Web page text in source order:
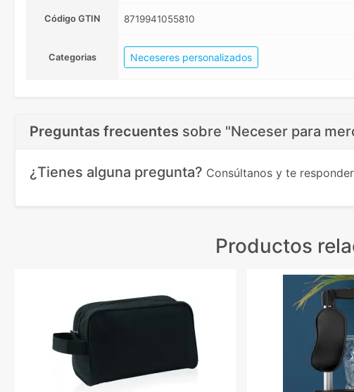
Código GTIN 8719941055810
Categorias Neceseres personalizados
Preguntas frecuentes sobre "Neceser para
¿Tienes alguna pregunta? Consúltanos y te
Productos